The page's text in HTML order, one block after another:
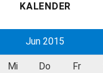
KALENDER
Jun 2015
Mi Do Fr